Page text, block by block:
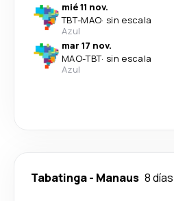
mié 11 nov.
TBT-MAO· sin escala
Azul
mar 17 nov.
MAO-TBT· sin escala
Azul
Tabatinga- Manaus 8 días